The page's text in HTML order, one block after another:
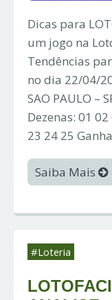
Dicas para
um jogo na
Tendências
no dia 22/04/
SAO PAULO –
Dezenas: 01
23 24 25
Saiba Mais
#Loteria